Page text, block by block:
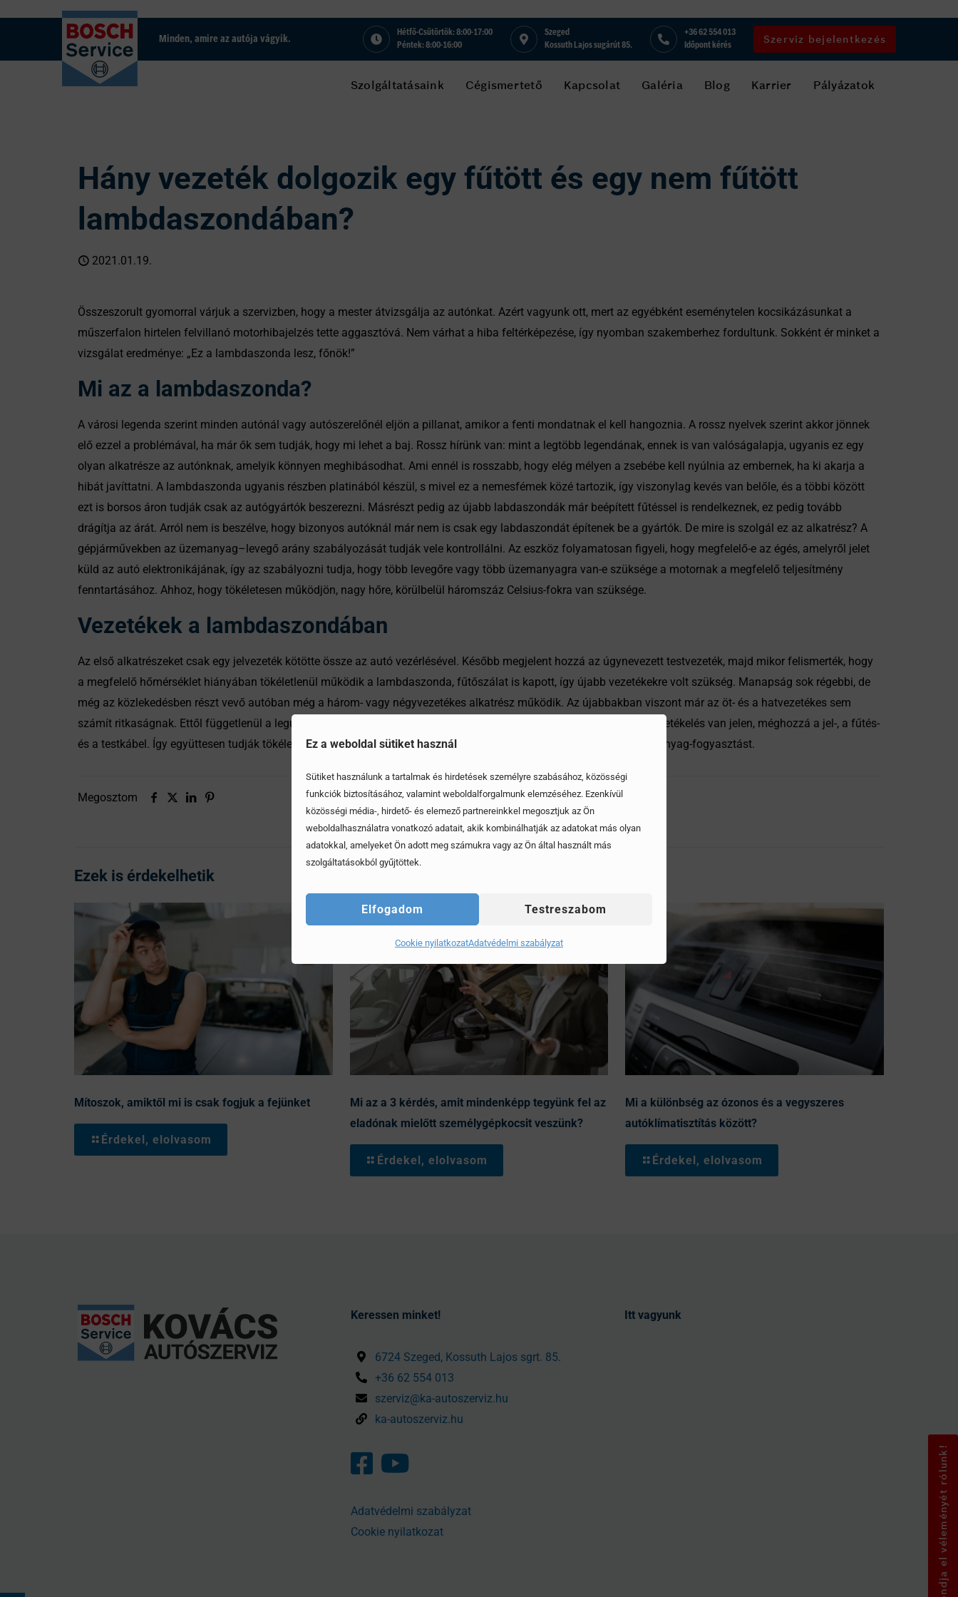
Ez a weboldal sütiket használ
Sütiket használunk a tartalmak és hirdetések személyre szabásához, közösségi
funkciók biztosításához, valamint weboldalforgalmunk elemzéséhez. Ezenkívül
közösségi média-, hirdető- és elemező partnereinkkel megosztjuk az Ön
weboldalhasználatra vonatkozó adatait, akik kombinálhatják az adatokat más olyan
adatokkal, amelyeket Ön adott meg számukra vagy az Ön által használt más
szolgáltatásokból gyűjtöttek.
Elfogadom Testreszabom
Cookie nyilatkozatAdatvédelmi szabályzat
Minden, amire az autója vágyik.
Hétfő-Csütörtök: 8:00-17:00
Péntek: 8:00-16:00
Szeged
Kossuth Lajos sugárút 85.
+36 62 554 013
Időpont kérés
Szerviz bejelentkezés
Szolgáltatásaink Cégismertető Kapcsolat Galéria Blog Karrier Pályázatok
Hány vezeték dolgozik egy fűtött és egy nem fűtött
lambdaszondában?
2021.01.19.
Összeszorult gyomorral várjuk a szervizben, hogy a mester átvizsgálja az autónkat. Azért vagyunk ott, mert az egyébként eseménytelen kocsikázásunkat a
műszerfalon hirtelen felvillanó motorhibajelzés tette aggasztóvá. Nem várhat a hiba feltérképezése, így nyomban szakemberhez fordultunk. Sokként ér minket a
vizsgálat eredménye: „Ez a lambdaszonda lesz, főnök!”
Mi az a lambdaszonda?
A városi legenda szerint minden autónál vagy autószerelőnél eljön a pillanat, amikor a fenti mondatnak el kell hangoznia. A rossz nyelvek szerint akkor jönnek
elő ezzel a problémával, ha már ők sem tudják, hogy mi lehet a baj. Rossz hírünk van: mint a legtöbb legendának, ennek is van valóságalapja, ugyanis ez egy
olyan alkatrésze az autónknak, amelyik könnyen meghibásodhat. Ami ennél is rosszabb, hogy elég mélyen a zsebébe kell nyúlnia az embernek, ha ki akarja a
hibát javíttatni. A lambdaszonda ugyanis részben platinából készül, s mivel ez a nemesfémek közé tartozik, így viszonylag kevés van belőle, és a többi között
ezt is borsos áron tudják csak az autógyártók beszerezni. Másrészt pedig az újabb labdaszondák már beépített fűtéssel is rendelkeznek, ez pedig tovább
drágítja az árát. Arról nem is beszélve, hogy bizonyos autóknál már nem is csak egy labdaszondát építenek be a gyártók. De mire is szolgál ez az alkatrész? A
gépjárművekben az üzemanyag–levegő arány szabályozását tudják vele kontrollálni. Az eszköz folyamatosan figyeli, hogy megfelelő-e az égés, amelyről jelet
küld az autó elektronikájának, így az szabályozni tudja, hogy több levegőre vagy több üzemanyagra van-e szüksége a motornak a megfelelő teljesítmény
fenntartásához. Ahhoz, hogy tökéletesen működjön, nagy hőre, körülbelül háromszáz Celsius-fokra van szüksége.
Vezetékek a lambdaszondában
Az első alkatrészeket csak egy jelvezeték kötötte össze az autó vezérlésével. Később megjelent hozzá az úgynevezett testvezeték, majd mikor felismerték, hogy
a megfelelő hőmérséklet hiányában tökéletlenül működik a lambdaszonda, fűtőszálat is kapott, így újabb vezetékekre volt szükség. Manapság sok régebbi, de
még az közlekedésben részt vevő autóban még a három- vagy négyvezetékes alkatrész működik. Az újabbakban viszont már az öt- és a hatvezetékes sem
számít ritkaságnak. Ettől függetlenül a legújabb generációs lambdaszondák esetében is három különböző típusú vezetékelés van jelen, méghozzá a jel-, a fűtés-
és a testkábel. Így együttesen tudják tökéletesen ellátni a rá bízott feladatokat, és biztosítani az autónk ideális üzemanyag-fogyasztást.
Megosztom
Ezek is érdekelhetik
Mítoszok, amiktől mi is csak fogjuk a fejünket
Érdekel, elolvasom
Mi az a 3 kérdés, amit mindenképp tegyünk fel az
eladónak mielőtt személygépkocsit veszünk?
Érdekel, elolvasom
Mi a különbség az ózonos és a vegyszeres
autóklímatisztítás között?
Érdekel, elolvasom
Keressen minket!
6724 Szeged, Kossuth Lajos sgrt. 85.
+36 62 554 013
szerviz@ka-autoszerviz.hu
ka-autoszerviz.hu
Adatvédelmi szabályzat
Cookie nyilatkozat
Itt vagyunk
Mondja el véleményét rólunk!